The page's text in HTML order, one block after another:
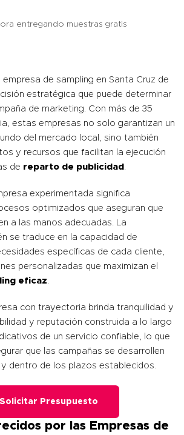
entregando muestras gratis
empresa de sampling en Santa Cruz de
estratégica que puede determinar
de marketing. Con más de 35
estas empresas no solo garantizan un
del mercado local, sino también
y recursos que facilitan la ejecución
de reparto de publicidad .
experimentada significa
optimizados que aseguran que
a las manos adecuadas. La
se traduce en la capacidad de
específicas de cada cliente,
personalizadas que maximizan el
eficaz.
con trayectoria brinda tranquilidad y
y reputación construida a lo largo
de un servicio confiable, lo que
que las campañas se desarrollen
dentro de los plazos establecidos.
Solicitar Presupuesto
por las Empresas de